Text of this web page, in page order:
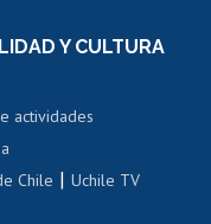
de movilidad interna
de renta
de renta
de correo uchile
Y CULTURA
actividades
Chile |Uchile TV